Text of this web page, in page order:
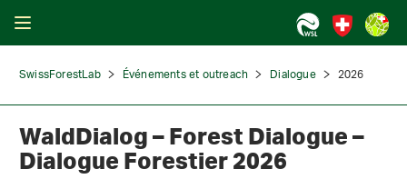
SwissForestLab Événements et outreach Dialogue 2026
WaldDialog – Forest Dialogue –
Dialogue Forestier 2026